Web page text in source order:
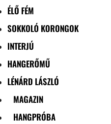
ÉLŐ FÉM
SOKKOLÓ KORONGOK
INTERJÚ
HANGERŐMŰ
LÉNÁRD LÁSZLÓ
MAGAZIN
HANGPRÓBA